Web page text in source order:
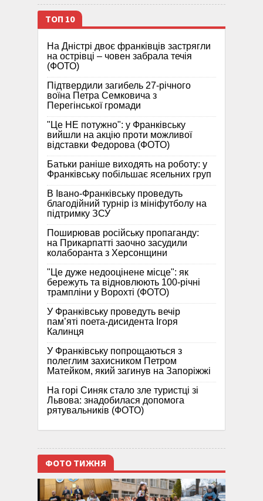
ТОП 10
На Дністрі двоє франківців застрягли
на острівці – човен забрала течія
(ФОТО)
Підтвердили загибель 27-річного
воїна Петра Семковича з
Перегінської громади
"Це НЕ потужно": у Франківську
вийшли на акцію проти можливої
відставки Федорова (ФОТО)
Батьки раніше виходять на роботу: у
Франківську побільшає ясельних груп
В Івано-Франківську проведуть
благодійний турнір із мініфутболу на
підтримку ЗСУ
Поширював російську пропаганду:
на Прикарпатті заочно засудили
колаборанта з Херсонщини
"Це дуже недооцінене місце": як
бережуть та відновлюють 100-річні
трампліни у Ворохті (ФОТО)
У Франківську проведуть вечір
пам’яті поета-дисидента Ігоря
Калинця
У Франківську попрощаються з
полеглим захисником Петром
Матейком, який загинув на Запоріжжі
На горі Синяк стало зле туристці зі
Львова: знадобилася допомога
рятувальників (ФОТО)
ФОТО ТИЖНЯ